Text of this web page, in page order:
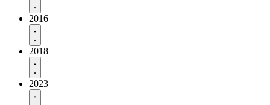
2016
2018
2023